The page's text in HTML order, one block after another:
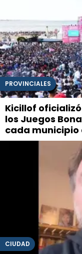
PROVINCIALES
Kicillof
los Juegos
cada municipio
CIUDAD